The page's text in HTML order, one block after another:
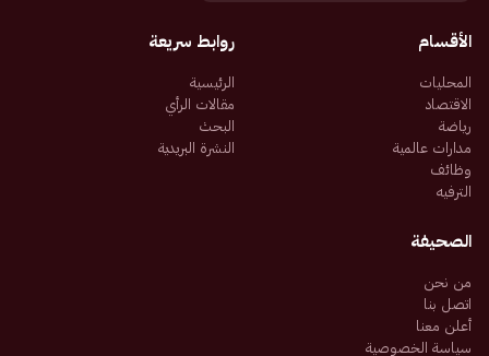
الأقسام
المحليات
الاقتصاد
رياضة
مدارات عالمية
وظائف
الترفيه
روابط سريعة
الرئيسية
مقالات الرأي
البحث
النشرة البريدية
الصحيفة
من نحن
اتصل بنا
أعلن معنا
سياسة الخصوصية